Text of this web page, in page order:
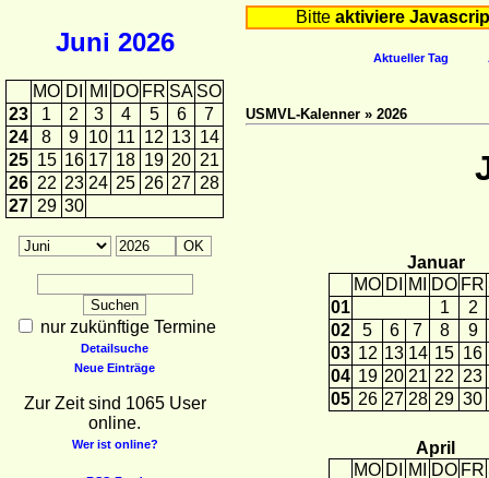
Juni 2026
MO DI MI DO FR SA SO
23
1 2 3 4 5 6
7
24
8 9 10 11 12 13 14
25 15 16 17 18 19 20 21
26 22 23 24 25 26 27 28
27 29 30
nur zukünftige Termine
Detailsuche
Neue Einträge
Zur Zeit sind 1065 User
online.
Wer ist online?
Bitte aktiviere
Aktueller Tag
USMVL-Kalenner » 2026
Januar
MO DI MI DO FR
01
1
2
02
5 6 7 8
9
03 12 13 14 15 16
04 19 20 21 22 23
05 26 27 28 29 30
April
MO DI MI DO FR